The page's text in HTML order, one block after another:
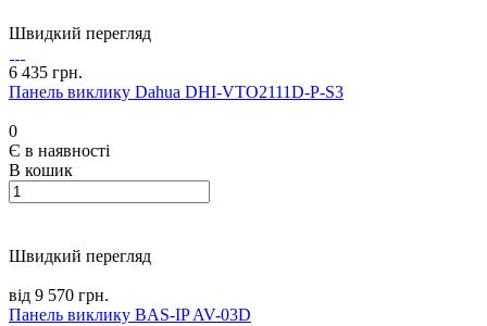
Швидкий перегляд
6 435 грн.
Панель виклику Dahua DHI-VTO2111D-P-S3
0
Є в наявності
В кошик
Швидкий перегляд
від 9 570 грн.
Панель виклику BAS-IP AV-03D